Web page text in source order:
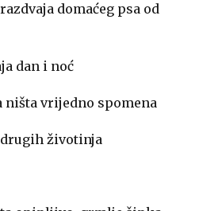
domaćeg psa od
dan i noć
ništa vrijedno spomena
drugih životinja